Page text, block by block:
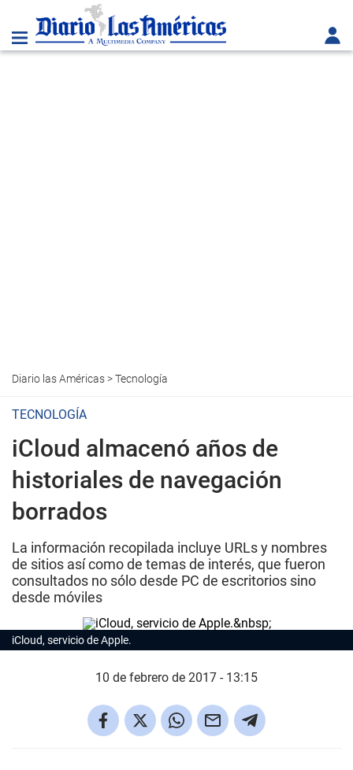
Diario las Américas>Tecnología
TECNOLOGÍA
iCloud almacenó años de
historiales de navegación
borrados
La información recopilada incluye URLs y nombres
de sitios así como de temas de interés, que fueron
consultados no sólo desde PC de escritorios sino
desde móviles
iCloud, servicio de Apple.
10 de febrero de 2017 - 13:15